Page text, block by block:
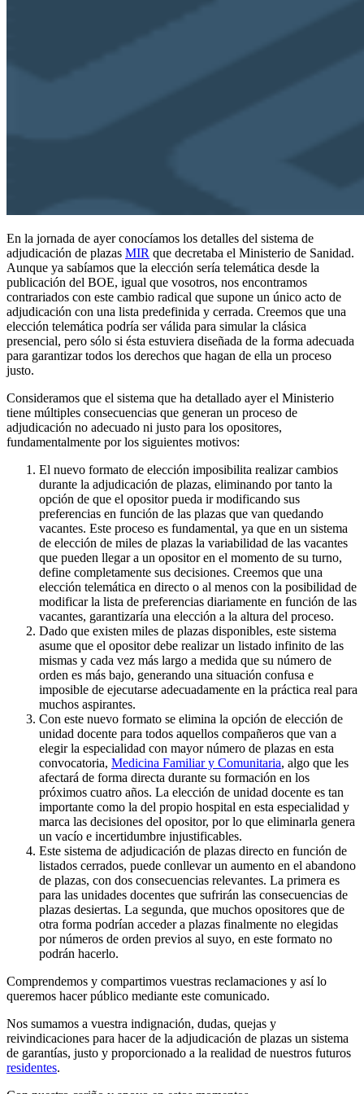
En la jornada de ayer conocíamos los detalles del sistema de
adjudicación de plazas MIR que decretaba el Ministerio de Sanidad.
Aunque ya sabíamos que la elección sería telemática desde la
publicación del BOE, igual que vosotros, nos encontramos
contrariados con este cambio radical que supone un único acto de
adjudicación con una lista predefinida y cerrada. Creemos que una
elección telemática podría ser válida para simular la clásica
presencial, pero sólo si ésta estuviera diseñada de la forma adecuada
para garantizar todos los derechos que hagan de ella un proceso
justo.
Consideramos que el sistema que ha detallado ayer el Ministerio
tiene múltiples consecuencias que generan un proceso de
adjudicación no adecuado ni justo para los opositores,
fundamentalmente por los siguientes motivos:
El nuevo formato de elección imposibilita realizar cambios
durante la adjudicación de plazas, eliminando por tanto la
opción de que el opositor pueda ir modificando sus
preferencias en función de las plazas que van quedando
vacantes. Este proceso es fundamental, ya que en un sistema
de elección de miles de plazas la variabilidad de las vacantes
que pueden llegar a un opositor en el momento de su turno,
define completamente sus decisiones. Creemos que una
elección telemática en directo o al menos con la posibilidad de
modificar la lista de preferencias diariamente en función de las
vacantes, garantizaría una elección a la altura del proceso.
Dado que existen miles de plazas disponibles, este sistema
asume que el opositor debe realizar un listado infinito de las
mismas y cada vez más largo a medida que su número de
orden es más bajo, generando una situación confusa e
imposible de ejecutarse adecuadamente en la práctica real para
muchos aspirantes.
Con este nuevo formato se elimina la opción de elección de
unidad docente para todos aquellos compañeros que van a
elegir la especialidad con mayor número de plazas en esta
convocatoria, Medicina Familiar y Comunitaria, algo que les
afectará de forma directa durante su formación en los
próximos cuatro años. La elección de unidad docente es tan
importante como la del propio hospital en esta especialidad y
marca las decisiones del opositor, por lo que eliminarla genera
un vacío e incertidumbre injustificables.
Este sistema de adjudicación de plazas directo en función de
listados cerrados, puede conllevar un aumento en el abandono
de plazas, con dos consecuencias relevantes. La primera es
para las unidades docentes que sufrirán las consecuencias de
plazas desiertas. La segunda, que muchos opositores que de
otra forma podrían acceder a plazas finalmente no elegidas
por números de orden previos al suyo, en este formato no
podrán hacerlo.
Comprendemos y compartimos vuestras reclamaciones y así lo
queremos hacer público mediante este comunicado.
Nos sumamos a vuestra indignación, dudas, quejas y
reivindicaciones para hacer de la adjudicación de plazas un sistema
de garantías, justo y proporcionado a la realidad de nuestros futuros
residentes.